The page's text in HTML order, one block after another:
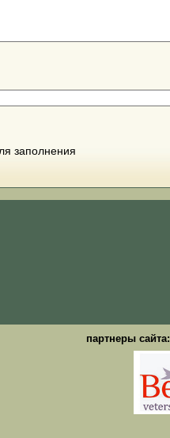
заполнения
партнеры сайта: